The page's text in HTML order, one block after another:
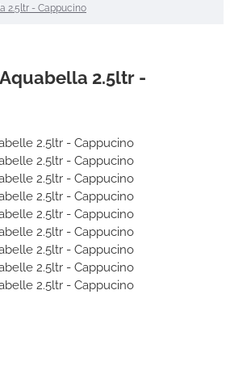
2.5ltr - Cappucino
2.5ltr -